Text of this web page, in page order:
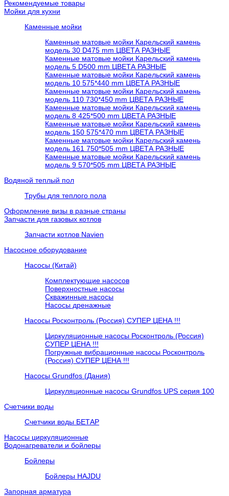
Рекомендуемые товары
Мойки для кухни
Каменные мойки
Каменные матовые мойки Карельский камень
модель 30 D475 mm ЦВЕТА РАЗНЫЕ
Каменные матовые мойки Карельский камень
модель 5 D500 mm ЦВЕТА РАЗНЫЕ
Каменные матовые мойки Карельский камень
модель 10 575*440 mm ЦВЕТА РАЗНЫЕ
Каменные матовые мойки Карельский камень
модель 110 730*450 mm ЦВЕТА РАЗНЫЕ
Каменные матовые мойки Карельский камень
модель 8 425*500 mm ЦВЕТА РАЗНЫЕ
Каменные матовые мойки Карельский камень
модель 150 575*470 mm ЦВЕТА РАЗНЫЕ
Каменные матовые мойки Карельский камень
модель 161 750*505 mm ЦВЕТА РАЗНЫЕ
Каменные матовые мойки Карельский камень
модель 9 570*505 mm ЦВЕТА РАЗНЫЕ
Водяной теплый пол
Трубы для теплого пола
Оформление визы в разные страны
Запчасти для газовых котлов
Запчасти котлов Navien
Насосное оборудование
Насосы (Китай)
Комплектующие насосов
Поверхностные насосы
Скважинные насосы
Насосы дренажные
Насосы Росконтроль (Россия) СУПЕР ЦЕНА !!!
Циркуляционные насосы Росконтроль (Россия)
СУПЕР ЦЕНА !!!
Погружные вибрационные насосы Росконтроль
(Россия) СУПЕР ЦЕНА !!!
Насосы Grundfos (Дания)
Циркуляционные насосы Grundfos UPS серия 100
Счетчики воды
Счетчики воды БЕТАР
Насосы циркуляционные
Водонагреватели и бойлеры
Бойлеры
Бойлеры HAJDU
Запорная арматура